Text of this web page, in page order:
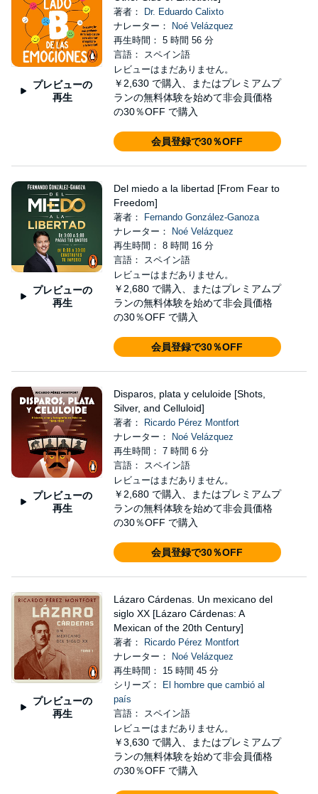
プレビューの
再生
著者：
Dr. Eduardo Calixto
ナレーター：
Noé Velázquez
再生時間： 5 時間 56 分
言語： スペイン語
レビューはまだありません。
￥2,630 で購入、またはプレミアムプ
ランの無料体験を始めて非会員価格
の30％OFF で購入
会員登録で30％OFF
プレビューの
再生
Del miedo a la libertad [From Fear to
Freedom]
著者：
Fernando González-Ganoza
ナレーター：
Noé Velázquez
再生時間： 8 時間 16 分
言語： スペイン語
レビューはまだありません。
￥2,680 で購入、またはプレミアムプ
ランの無料体験を始めて非会員価格
の30％OFF で購入
会員登録で30％OFF
プレビューの
再生
Disparos, plata y celuloide [Shots,
Silver, and Celluloid]
著者：
Ricardo Pérez Montfort
ナレーター：
Noé Velázquez
再生時間： 7 時間 6 分
言語： スペイン語
レビューはまだありません。
￥2,680 で購入、またはプレミアムプ
ランの無料体験を始めて非会員価格
の30％OFF で購入
会員登録で30％OFF
プレビューの
再生
Lázaro Cárdenas. Un mexicano del
siglo XX [Lázaro Cárdenas: A
Mexican of the 20th Century]
著者：
Ricardo Pérez Montfort
ナレーター：
Noé Velázquez
再生時間： 15 時間 45 分
シリーズ：
El hombre que cambió al
país
言語： スペイン語
レビューはまだありません。
￥3,630 で購入、またはプレミアムプ
ランの無料体験を始めて非会員価格
の30％OFF で購入